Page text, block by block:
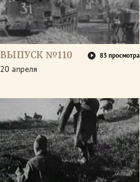
ВЫПУСК №110 83 просмотра
20 апреля